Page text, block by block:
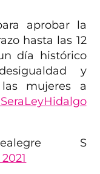
aprobar la
hasta las 12
día histórico
y
mujeres a
S